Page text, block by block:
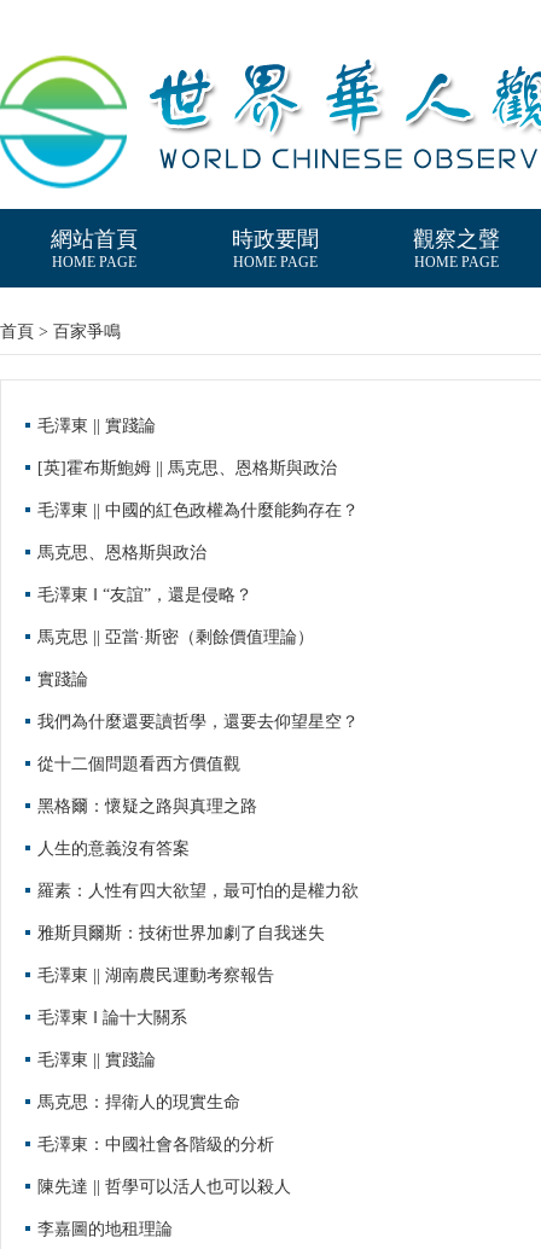
網站首頁
HOME PAGE
時政要聞
HOME PAGE
觀察之聲
HOME PAGE
首頁 > 百家爭鳴
毛澤東 || 實踐論
[英]霍布斯鮑姆 || 馬克思、恩格斯與政治
毛澤東 || 中國的紅色政權為什麼能夠存在？
馬克思、恩格斯與政治
毛澤東 ‖ “友誼”，還是侵略？
馬克思 || 亞當·斯密（剩餘價值理論）
實踐論
我們為什麼還要讀哲學，還要去仰望星空？
從十二個問題看西方價值觀
黑格爾：懷疑之路與真理之路
人生的意義沒有答案
羅素：人性有四大欲望，最可怕的是權力欲
雅斯貝爾斯：技術世界加劇了自我迷失
毛澤東 || 湖南農民運動考察報告
毛澤東 ‖ 論十大關系
毛澤東 || 實踐論
馬克思：捍衛人的現實生命
毛澤東：中國社會各階級的分析
陳先達 || 哲學可以活人也可以殺人
李嘉圖的地租理論